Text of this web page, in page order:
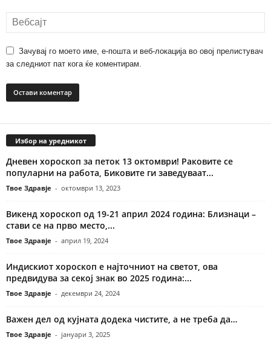
Зачувај го моето име, е-пошта и веб-локација во овој прелистувач
за следниот пат кога ќе коментирам.
Избор на уредникот
Дневен хороскоп за петок 13 октомври! Раковите се
популарни на работа, Биковите ги заведуваат...
Твое Здравје - октомври 13, 2023
Викенд хороскоп од 19-21 април 2024 година: Близнаци –
стави се на прво место,...
Твое Здравје - април 19, 2024
Индискиот хороскоп е најточниот на светот, ова
предвидува за секој знак во 2025 година:...
Твое Здравје - декември 24, 2024
Важен дел од кујната додека чистите, а не треба да…
Твое Здравје - јануари 3, 2025